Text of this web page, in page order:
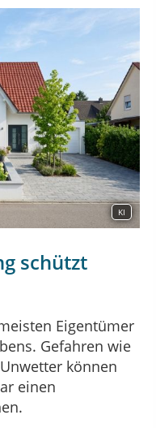
KI
schützt
Eigentümer
Gefahren wie
können
einen